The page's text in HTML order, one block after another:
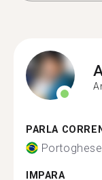
PARLA
Portoghese
IMPARA